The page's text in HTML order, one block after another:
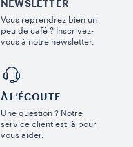
NEWSLETTER
Vous reprendrez bien un
peu de café ? Inscrivez-
vous à notre newsletter.
À L’ÉCOUTE
Une question ? Notre
service client est là pour
vous aider.